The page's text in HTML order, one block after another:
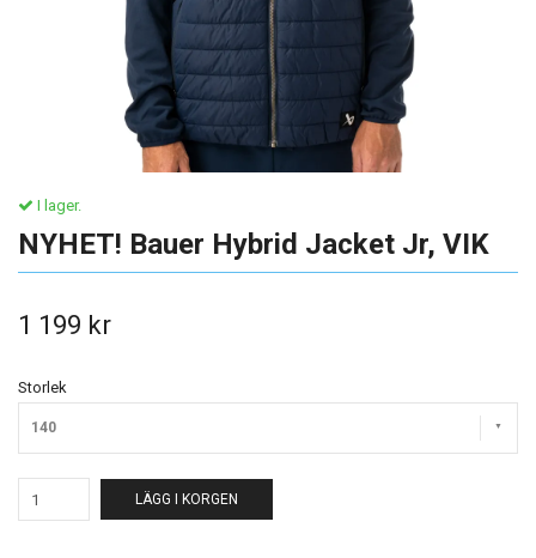
I lager.
NYHET! Bauer Hybrid Jacket Jr, VIK
1 199 kr
Storlek
140
LÄGG I KORGEN